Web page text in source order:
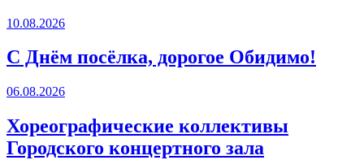
10.08.2026
С Днём посёлка, дорогое Обидимо!
06.08.2026
Хореографические коллективы
Городского концертного зала